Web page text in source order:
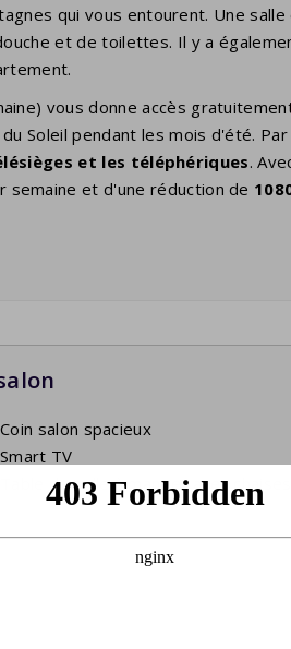
qui vous entourent. Une
et de toilettes. Il y a
vous donne accès
Soleil pendant les mois d'été.
et les téléphériques.
semaine et d'une réduction de
Coin salon spacieux
Smart TV
Table de salle à manger avec chaises